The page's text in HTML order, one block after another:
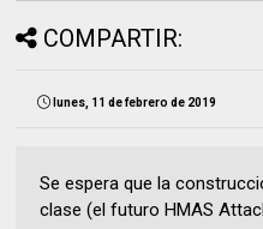
COMPARTIR:
lunes, 11 de febrero de 2019
Se espera que la
clase (el futuro HMAS